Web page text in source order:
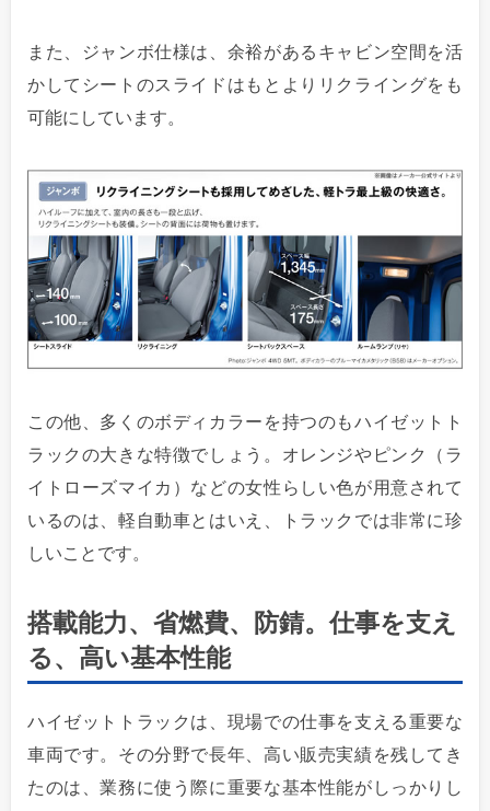
また、ジャンボ仕様は、余裕があるキャビン空間を活
かしてシートのスライドはもとよりリクライングをも
可能にしています。
この他、多くのボディカラーを持つのもハイゼットト
ラックの大きな特徴でしょう。オレンジやピンク（ラ
イトローズマイカ）などの女性らしい色が用意されて
いるのは、軽自動車とはいえ、トラックでは非常に珍
しいことです。
搭載能力、省燃費、防錆。仕事を支え
る、高い基本性能
ハイゼットトラックは、現場での仕事を支える重要な
車両です。その分野で長年、高い販売実績を残してき
たのは、業務に使う際に重要な基本性能がしっかりし